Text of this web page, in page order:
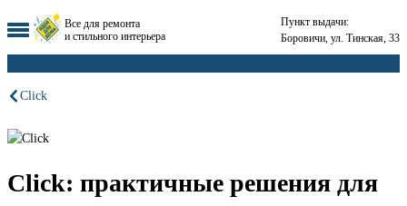
Все для ремонта
и стильного интерьера
Пункт выдачи:
Боровичи, ул. Тинская, 33
Click
Click: практичные решения для